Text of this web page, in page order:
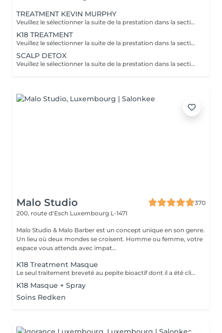
TREATMENT KEVIN MURPHY
Veuillez le sélectionner la suite de la prestation dans la section "Brushing", car cela sera ne pas inclus dans la préstation et considéré comme un supplément. Kevin Murphy Strength (Force) Traitement fortifiant et définissant Renforcer les cheveux, apporter du corps et du contrôle, tout en limitant les frisottis. Améliore la résistance des cheveux, donne tenue et texture sans alourdir. Protéines végétales, cires légères, actifs nourrissants. Kevin Murphy Moisture (Hydratation) Traitement hydratant intensif Hydrater en profondeur les cheveux secs et sensibles, adoucir et faciliter le démêlage. Hydratation durable, brillance naturelle, cheveux plus souples et moins cassants. Agents humectants, huiles légères, beurres végétaux.
K18 TREATMENT
Veuillez le sélectionner la suite de la prestation dans la section "Brushing", car cela sera ne pas inclus dans la préstation et considéré comme un supplément. Le K18 est une solution innovante venue des ÉtatsUnis, reconnue pour reconstruire les liaisons internes des cheveux endommagés par les agressions chimiques et la chaleur. Cette molécule brevetée rétablit les chaînes de kératine brisées, renouant avec l'élasticité naturelle et la vitalité de la fibre capillaire. Résultat: des cheveux plus doux, plus forts et plus brillants, avec une meilleure définition des textures. - réparer durablement les dommages profonds et restaurer l'élasticité. - réduction de la casse, brillance accrue, douceur renforcée et meilleure résistance aux futures agressions. - Utilité en coloration/décoloration: préparation et protection des cheveux pendant les étapes chimiques.
SCALP DETOX
Veuillez le sélectionner la suite de la prestation dans la section "Brushing", car cela sera ne pas inclus dans la préstation et considéré comme un supplément.
Malo Studio
370
200, route d'Esch Luxembourg L-1471
Malo Studio & Malo Barber est un concept unique en son genre.
Un lieu où deux mondes se croisent. Homme ou femme, votre
espace vous attends avec impat...
K18 Treatment Masque
Le seul traitement breveté au pepite bioactif dont il a été cliniquement prouvé qu'il repare et remédie aux dommages causés par les traitements chimiques, les coiffages a chaud et mecaniques. convient a tous types de cheveux. Voici une courte description des produits K18 et de leurs fonctions: Spray Pré-Traitement K18 : Prépare les cheveux en éliminant les résidus et en rééquilibrant leur pH, optimisant ainsi l'efficacité des soins suivants. veux. Masque Réparateur K18 : Répare les dommages causés par les traitements chimiques, la chaleur et d'autres agressions en recréant les liaisons capillaires, laissant les cheveux plus forts, doux et brillants. Ces produits offrent une transformation durable pour des cheveux visiblement sains dès la première utilisation.
K18 Masque + Spray
Soins Redken